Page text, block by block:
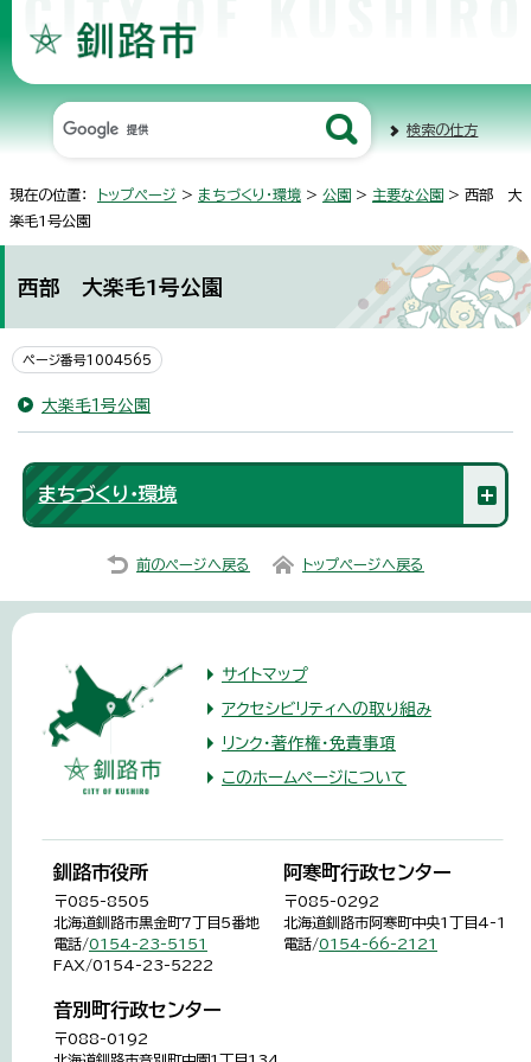
検索の仕方
現在の位置： トップページ > まちづくり・環境 > 公園 > 主要な公園 > 西部 大
楽毛1号公園
西部 大楽毛1号公園
ページ番号1004565
大楽毛1号公園
まちづくり・環境
前のページへ戻る トップページへ戻る
サイトマップ
アクセシビリティへの取り組み
リンク・著作権・免責事項
このホームページについて
釧路市役所
〒085-8505
北海道釧路市黒金町7丁目5番地
電話/0154-23-5151
FAX/0154-23-5222
阿寒町行政センター
〒085-0292
北海道釧路市阿寒町中央1丁目4-1
電話/0154-66-2121
音別町行政センター
〒088-0192